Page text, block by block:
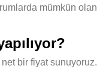
mümkün olan
bir fiyat sunuyoruz.